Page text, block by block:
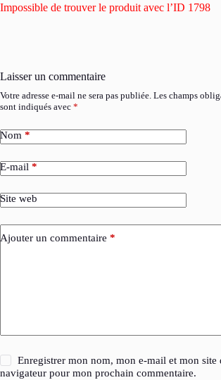
Impossible de trouver le produit avec l’ID 1798
Laisser un commentaire
Votre adresse e-mail ne sera pas publiée. Les champs
sont indiqués avec *
Nom *
E-mail *
Site web
Ajouter un commentaire *
Enregistrer mon nom, mon e-mail et mon site
navigateur pour mon prochain commentaire.